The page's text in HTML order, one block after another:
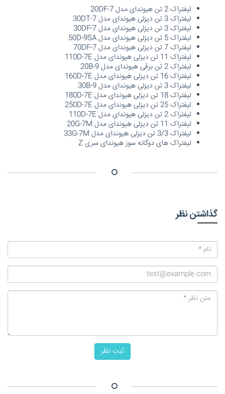
لیفتراک 2 تن هیوندای مدل 20DF-7
لیفتراک 3 تن دیزلی هیوندای مدل 30DT-7
لیفتراک 3 تن دیزلی هیوندای مدل 30DF-7
لیفتراک 5 تن دیزلی هیوندای مدل 50D-9SA
لیفتراک 7 تن دیزلی هیوندای مدل 70DF-7
لیفتراک 11 تن دیزلی هیوندای مدل 110D-7E
لیفتراک 2 تن برقی هیوندای مدل 20B-9
لیفتراک 16 تن دیزلی هیوندای مدل 160D-7E
لیفتراک 3 تن دیزلی هیوندای مدل 30B-9
لیفتراک 18 تن دیزلی هیوندای مدل 180D-7E
لیفتراک 25 تن دیزلی هیوندای مدل 250D-7E
لیفتراک 2 تن دیزلی هیوندای مدل 110D-7E
لیفتراک 11 تن دیزلی هیوندای مدل 20G-7M
لیفتراک 3/3 تن دیزلی هیوندای مدل 33G-7M
لیفتراک های دوگانه سوز هیوندای سری Z
گذاشتن نظر
ثبت نظر